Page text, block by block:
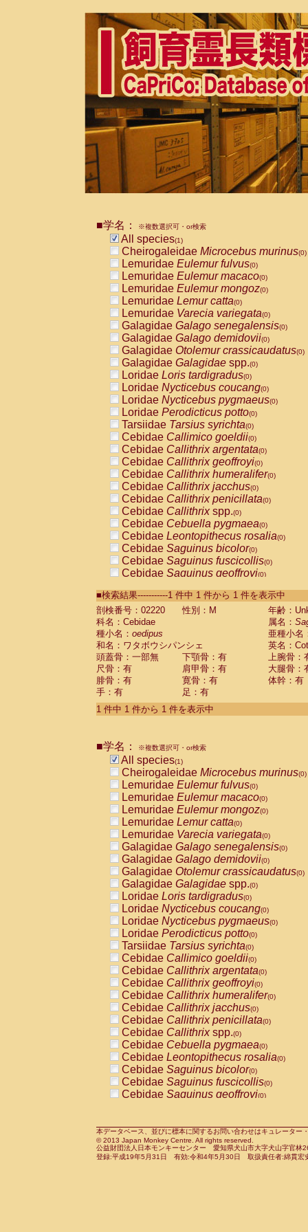
■学名： ※複数選択可・or検索
All species(1)
Cheirogaleidae Microcebus murinus(0)
Lemuridae Eulemur fulvus(0)
Lemuridae Eulemur macaco(0)
Lemuridae Eulemur mongoz(0)
Lemuridae Lemur catta(0)
Lemuridae Varecia variegata(0)
Galagidae Galago senegalensis(0)
Galagidae Galago demidovii(0)
Galagidae Otolemur crassicaudatus(0)
Galagidae Galagidae spp.(0)
Loridae Loris tardigradus(0)
Loridae Nycticebus coucang(0)
Loridae Nycticebus pygmaeus(0)
Loridae Perodicticus potto(0)
Tarsiidae Tarsius syrichta(0)
Cebidae Callimico goeldii(0)
Cebidae Callithrix argentata(0)
Cebidae Callithrix geoffroyi(0)
Cebidae Callithrix humeralifer(0)
Cebidae Callithrix jacchus(0)
Cebidae Callithrix penicillata(0)
Cebidae Callithrixspp.(0)
Cebidae Cebuella pygmaea(0)
Cebidae Leontopithecus rosalia(0)
Cebidae Saguinus bicolor(0)
Cebidae Saguinus fuscicollis(0)
Cebidae Saguinus geoffroyi(0)
CebidaeSaguinus labiatus(0)
Cebidae Saguinus leucopus (0)
Cebidae
Cebidae
CebidaeSaguinus nigricollis (0)
Cebidae Saguinus oedipus
Cebidae Saguinus weddelli
Cebidae Saguinusspp.
Cebidae Aotus trivirgatus
Cebidae Cebus albifrons
CebidaeCebus nigrivittatus
CebidaeCebus
CebidaeSaimiri boliviensis(0)
CebidaeSaimiri sciureus(0)
AtelidaeAlouatta caraya(0)
AtelidaeAlouatta fusca(0)
AtelidaeAlouatta seniculus
AtelidaeAlouattaspp.(0)
AtelidaeAteles belzebuth(0)
AtelidaeAteles geoffroyi(0)
AtelidaeAteles paniscus(0)
AtelidaeAtelesspp.(0)
Atelidae Lagothrix lagothricha
AtelidaeLagothrix lagothricha cana
PitheciidaeCacajao calvus
PitheciidaeCallicebus cupreus
PitheciidaeCallicebus donacophilus
PitheciidaeCallicebus moloch
PitheciidaeCallicebus torquatus
PitheciidaeCallicebusspp.(0)
PitheciidaeChiropotes satanas(0)
PitheciidaePithecia monachus
PitheciidaePithecia pithecia(0)
CercopithecidaeCercocebus agilis
CercopithecidaeCercocebus
CercopithecidaeCercocebus
CercopithecidaeCercocebus
CercopithecidaeCercocebus
CercopithecidaeCercocebushybrid
CercopithecidaePapio anubis(0)
CercopithecidaePapio cynocephalus
CercopithecidaePapio hamadryas(0)
■検索結果-----------1 件中 1 件から 1 件を表示中
剖検番号：02220
性別：M
年齢：
科名：Cebidae
属名：
種小名： oedipus
亜種小名
和名：ワタボウシパンシェ
英名：
頭蓋骨：一部無
下顎骨：有
上腕骨：
尺骨：有
肩甲骨：有
大腿骨：
腓骨：有
寛骨：有
体幹：有
手：有
足：有
1 件中 1 件から 1 件を表示中
■学名： ※複数選択可・or検索
All species(1)
Cheirogaleidae Microcebus murinus(0)
Lemuridae Eulemur fulvus(0)
Lemuridae Eulemur macaco(0)
Lemuridae Eulemur mongoz(0)
Lemuridae Lemur catta(0)
Lemuridae Varecia variegata(0)
Galagidae Galago senegalensis(0)
Galagidae Galago demidovii(0)
Galagidae Otolemur crassicaudatus(0)
Galagidae Galagidae spp.(0)
Loridae Loris tardigradus(0)
Loridae Nycticebus coucang(0)
Loridae Nycticebus pygmaeus(0)
Loridae Perodicticus potto(0)
Tarsiidae Tarsius syrichta(0)
Cebidae Callimico goeldii(0)
Cebidae Callithrix argentata(0)
Cebidae Callithrix geoffroyi(0)
Cebidae Callithrix humeralifer(0)
Cebidae Callithrix jacchus(0)
Cebidae Callithrix penicillata(0)
Cebidae Callithrixspp.(0)
Cebidae Cebuella pygmaea(0)
Cebidae Leontopithecus rosalia(0)
Cebidae Saguinus bicolor(0)
Cebidae Saguinus fuscicollis(0)
Cebidae Saguinus geoffroyi(0)
CebidaeSaguinus leucopus(0)
CebidaeSaguinus midas(0)
Cebidae Saguinus mystax(0)
本データベース、並びに標本に関するお問い合わせはキュレータ
© 2013 Japan Monkey Centre. All rights reserved.
公益財団法人日本モンキーセンター 愛知県犬山市大字犬山字官
登録:平成19年5月31日 有効:令和4年5月30日 取扱責任者:綿貫宏